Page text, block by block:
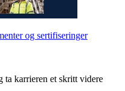
og sertifiseringer
ta karrieren et skritt videre